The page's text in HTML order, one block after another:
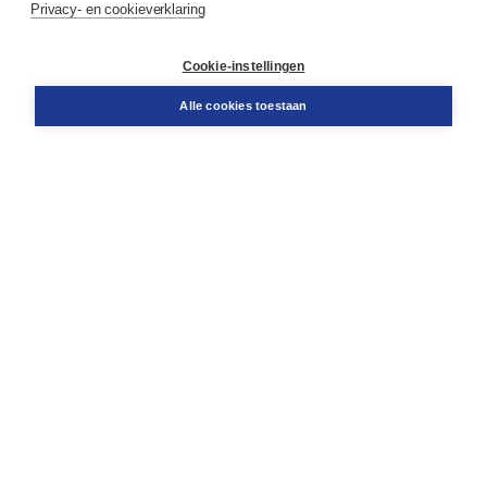
Bestellen
Privacy- en cookieverklaring
Cookie-instellingen
Alle cookies toestaan